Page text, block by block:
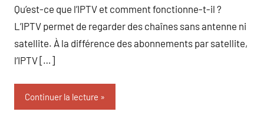
Qu’est-ce que l’IPTV et comment fonctionne-t-il ?
L’IPTV permet de regarder des chaînes sans antenne ni
satellite. À la différence des abonnements par satellite,
l’IPTV […]
Continuer la lecture